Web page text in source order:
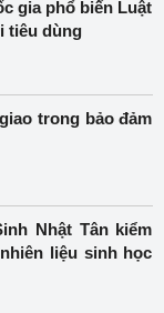
gia phổ biến Luật
tiêu dùng
trong bảo đảm
Nhật Tân kiểm
liệu sinh học